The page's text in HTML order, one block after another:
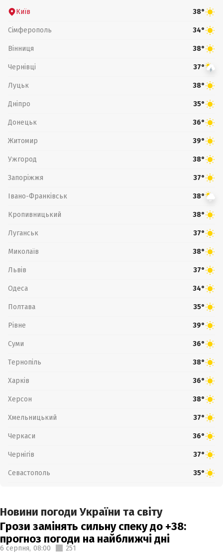
Київ 38°
Сімферополь 34°
Вінниця 38°
Чернівці 37°
Луцьк 38°
Дніпро 35°
Донецьк 36°
Житомир 39°
Ужгород 38°
Запоріжжя 37°
Івано-Франківськ 38°
Кропивницький 38°
Луганськ 37°
Миколаїв 38°
Львів 37°
Одеса 34°
Полтава 35°
Рівне 39°
Суми 36°
Тернопіль 38°
Харків 36°
Херсон 38°
Хмельницький 37°
Черкаси 36°
Чернігів 37°
Севастополь 35°
Новини погоди України та світу
Грози замінять сильну спеку до +38:
прогноз погоди на найближчі дні
6 серпня, 08:00 251